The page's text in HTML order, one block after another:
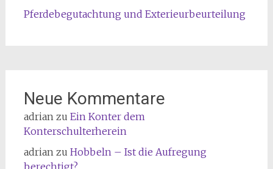
Pferdebegutachtung und Exterieurbeurteilung
Neue Kommentare
adrian zu Ein Konter dem
Konterschulterherein
adrian zu Hobbeln – Ist die Aufregung
berechtigt?